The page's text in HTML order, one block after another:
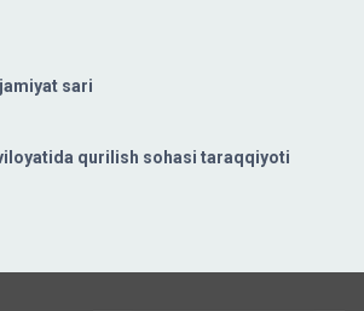
sari
qurilish sohasi taraqqiyoti